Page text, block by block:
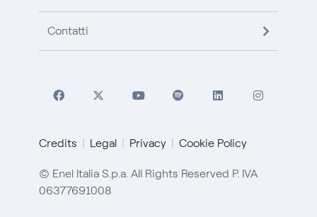
Contatti
Credits Legal Privacy Cookie Policy
© Enel Italia S.p.a. All Rights Reserved P. IVA
06377691008